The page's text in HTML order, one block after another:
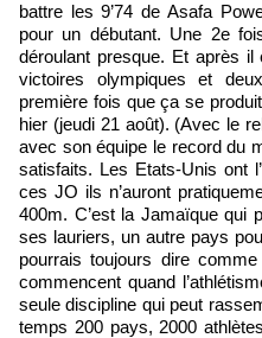
battre les 9’74 de Asafa
pour un débutant. Une 2e
déroulant presque. Et après il
victoires olympiques et
première fois que ça se
hier (jeudi 21 août). (Avec le
avec son équipe le record du
satisfaits. Les Etats-Unis ont
ces JO ils n’auront
400m. C’est la Jamaïque qui
ses lauriers, un autre pays
pourrais toujours dire
commencent quand
seule discipline qui peut
temps 200 pays, 2000